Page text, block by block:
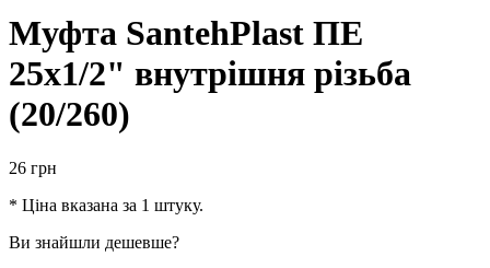
Муфта SantehPlast ПЕ
25х1/2" внутрішня різьба
(20/260)
26 грн
* Ціна вказана за 1 штуку.
Ви знайшли дешевше?